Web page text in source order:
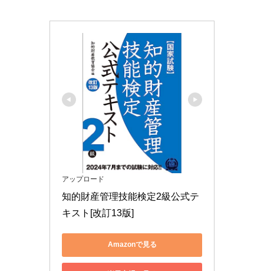
アップロード
知的財産管理技能検定2級公式テ
キスト[改訂13版]
Amazonで見る